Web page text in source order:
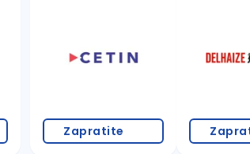
Zapratite